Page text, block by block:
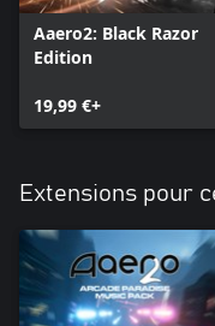
Aaero2: Black Razor
Edition
19,99 €+
Extensions pour